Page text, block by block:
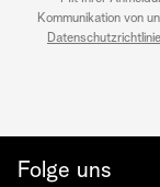
Kommunikation von
Folge uns